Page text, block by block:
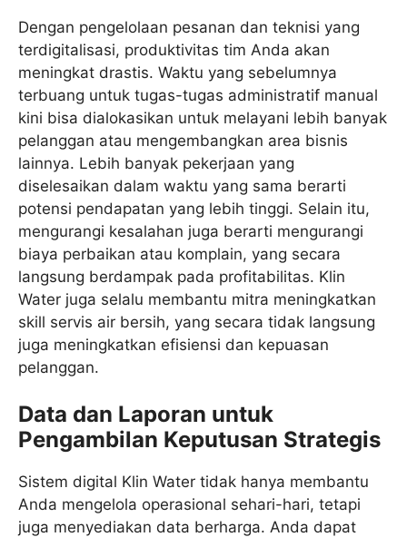
Dengan pengelolaan pesanan dan teknisi yang
terdigitalisasi, produktivitas tim Anda akan
meningkat drastis. Waktu yang sebelumnya
terbuang untuk tugas-tugas administratif manual
kini bisa dialokasikan untuk melayani lebih banyak
pelanggan atau mengembangkan area bisnis
lainnya. Lebih banyak pekerjaan yang
diselesaikan dalam waktu yang sama berarti
potensi pendapatan yang lebih tinggi. Selain itu,
mengurangi kesalahan juga berarti mengurangi
biaya perbaikan atau komplain, yang secara
langsung berdampak pada profitabilitas. Klin
Water juga selalu membantu mitra meningkatkan
skill servis air bersih, yang secara tidak langsung
juga meningkatkan efisiensi dan kepuasan
pelanggan.
Data dan Laporan untuk
Pengambilan Keputusan Strategis
Sistem digital Klin Water tidak hanya membantu
Anda mengelola operasional sehari-hari, tetapi
juga menyediakan data berharga. Anda dapat